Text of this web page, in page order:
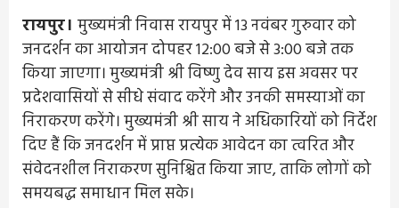
रायपुर। मुख्यमंत्री निवास रायपुर में 13 नवंबर गुरुवार को
जनदर्शन का आयोजन दोपहर 12:00 बजे से 3:00 बजे तक
किया जाएगा। मुख्यमंत्री श्री विष्णु देव साय इस अवसर पर
प्रदेशवासियों से सीधे संवाद करेंगे और उनकी समस्याओं का
निराकरण करेंगे। मुख्यमंत्री श्री साय ने अधिकारियों को निर्देश
दिए हैं कि जनदर्शन में प्राप्त प्रत्येक आवेदन का त्वरित और
संवेदनशील निराकरण सुनिश्चित किया जाए, ताकि लोगों को
समयबद्ध समाधान मिल सके।